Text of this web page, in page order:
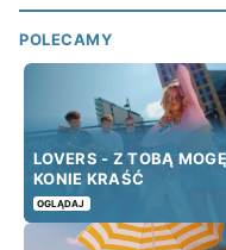
POLECAMY
LOVERS - Z TOBĄ MOGĘ
KONIE KRAŚĆ
OGLĄDAJ